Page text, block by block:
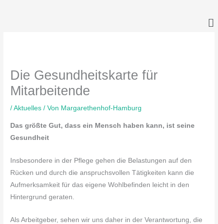
Die Gesundheitskarte für
Mitarbeitende
/Aktuelles / Von Margarethenhof-Hamburg
Das größte Gut, dass ein Mensch haben kann, ist seine
Gesundheit
Insbesondere in der Pflege gehen die Belastungen auf den
Rücken und durch die anspruchsvollen Tätigkeiten kann die
Aufmerksamkeit für das eigene Wohlbefinden leicht in den
Hintergrund geraten.
Als Arbeitgeber, sehen wir uns daher in der Verantwortung, die